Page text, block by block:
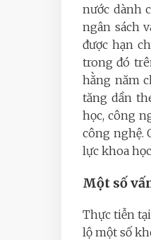
nước dành
ngân sách
được hạn
trong đó
hằng năm
tăng dần
học, công
công nghệ.
lực khoa
Một số
Thực tiễn
lộ một số